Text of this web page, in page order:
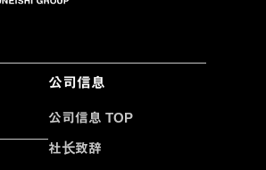
公司信息
公司信息 TOP
社长致辞